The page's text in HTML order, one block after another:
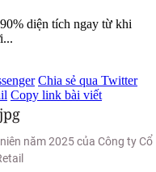
diện tích ngay từ khi
Chia sẻ qua Twitter
Copy link bài viết
năm 2025 của Công ty Cổ